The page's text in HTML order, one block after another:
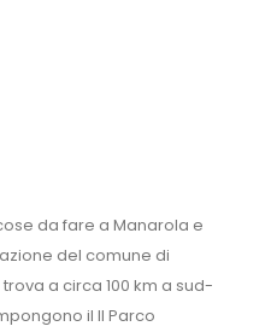
da fare a Manarola e
del comune di
a circa 100 km a sud-
il Il Parco